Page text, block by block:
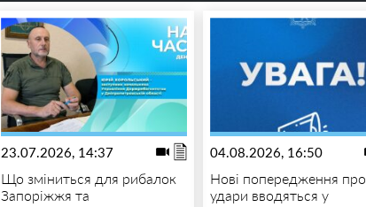
23.07.2026, 14:37
Що зміниться для рибалок
Запоріжжя та
04.08.2026, 16:50
Нові попередження про
удари вводяться у